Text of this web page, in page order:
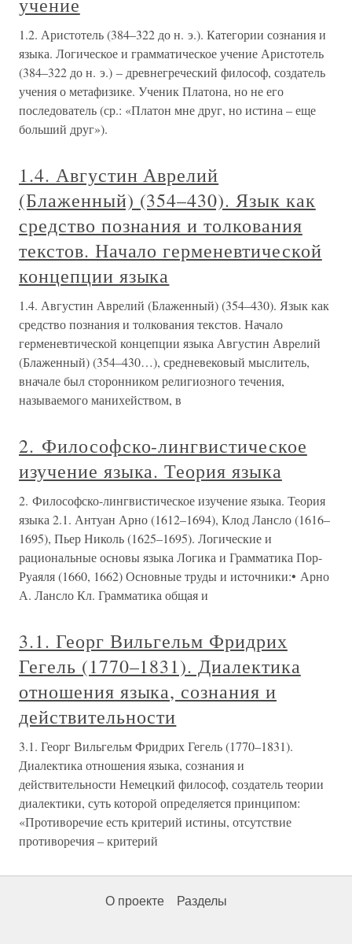
1.2. Аристотель (384–322 до н. э.). Категории сознания и
языка. Логическое и грамматическое учение Аристотель
(384–322 до н. э.) – древнегреческий философ, создатель
учения о метафизике. Ученик Платона, но не его
последователь (ср.: «Платон мне друг, но истина – еще
больший друг»).
1.4. Августин Аврелий
(Блаженный) (354–430). Язык как
средство познания и толкования
текстов. Начало герменевтической
концепции языка
1.4. Августин Аврелий (Блаженный) (354–430). Язык как
средство познания и толкования текстов. Начало
герменевтической концепции языка Августин Аврелий
(Блаженный) (354–430…), средневековый мыслитель,
вначале был сторонником религиозного течения,
называемого манихейством, в
2. Философско-лингвистическое
изучение языка. Теория языка
2. Философско-лингвистическое изучение языка. Теория
языка 2.1. Антуан Арно (1612–1694), Клод Лансло (1616–
1695), Пьер Николь (1625–1695). Логические и
рациональные основы языка Логика и Грамматика Пор-
Руаяля (1660, 1662) Основные труды и источники:• Арно
А. Лансло Кл. Грамматика общая и
3.1. Георг Вильгельм Фридрих
Гегель (1770–1831). Диалектика
отношения языка, сознания и
действительности
3.1. Георг Вильгельм Фридрих Гегель (1770–1831).
Диалектика отношения языка, сознания и
действительности Немецкий философ, создатель теории
диалектики, суть которой определяется принципом:
«Противоречие есть критерий истины, отсутствие
противоречия – критерий
О проекте Разделы